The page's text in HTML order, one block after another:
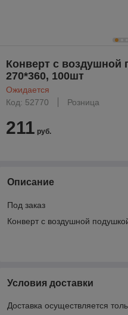
Конверт с воздушной
270*360, 100шт
Ожидается
Код: 52770
Розница
211 руб.
Описание
Под заказ
Конверт с воздушной
Условия доставки
Доставка осуществляется